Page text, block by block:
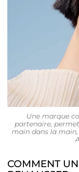
Une marque
partenaire,
main dans la
COMMENT